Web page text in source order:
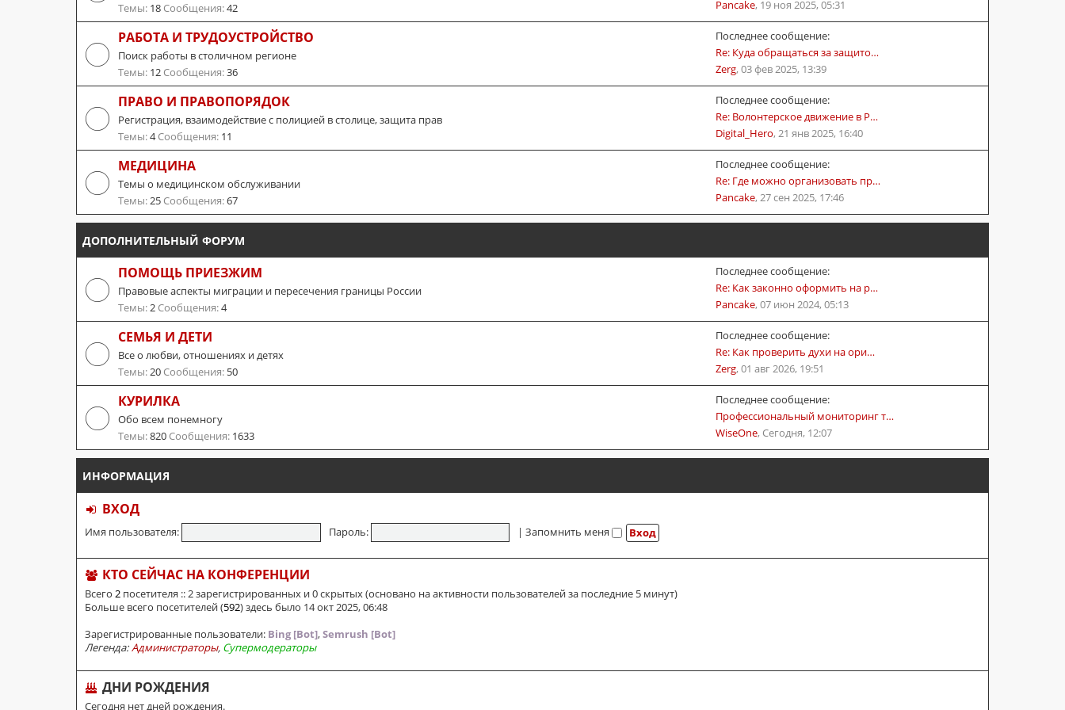
Темы: 18 Сообщения:42
Pancake, 19 ноя 2025, 05:31
РАБОТА И ТРУДОУСТРОЙСТВО
Поиск работы в столичном регионе
Темы: 12 Сообщения:36
Последнее сообщение:
Re: Куда обращаться за защито…
Zerg, 03 фев 2025, 13:39
ПРАВО И ПРАВОПОРЯДОК
Регистрация, взаимодействие с полицией в столице, защита прав
Темы:4Сообщения: 11
Последнее сообщение:
Re: Волонтерское движение в Р…
Digital_Hero, 21 янв 2025, 16:40
МЕДИЦИНА
Темы о медицинском обслуживании
Темы:25 Сообщения:67
Последнее сообщение:
Re: Где можно организовать пр…
Pancake, 27 сен 2025, 17:46
ДОПОЛНИТЕЛЬНЫЙ ФОРУМ
ПОМОЩЬ ПРИЕЗЖИМ
Правовые аспекты миграции и пересечения границы России
Темы:2 Сообщения:4
Последнее сообщение:
Re: Как законно оформить на р…
Pancake, 07 июн 2024, 05:13
СЕМЬЯ И ДЕТИ
Все о любви, отношениях и детях
Темы:20 Сообщения: 50
Последнее сообщение:
Re: Как проверить духи на ори…
Zerg, 01 авг 2026, 19:51
КУРИЛКА
Обо всем понемногу
Темы:820 Сообщения: 1633
Последнее сообщение:
Профессиональный мониторинг т…
WiseOne, Сегодня, 12:07
ИНФОРМАЦИЯ
ВХОД
Имя пользователя: Пароль: | Запомнить меня
КТО СЕЙЧАС НА КОНФЕРЕНЦИИ
Всего 2 посетителя :: 2 зарегистрированных и 0 скрытых (основано на активности пользователей за последние 5 минут)
Больше всего посетителей (592) здесь было 14 окт 2025, 06:48
Зарегистрированные пользователи: Bing [Bot],Semrush [Bot]
Легенда:Администраторы, Супермодераторы
ДНИ РОЖДЕНИЯ
Сегодня нет дней рождения.